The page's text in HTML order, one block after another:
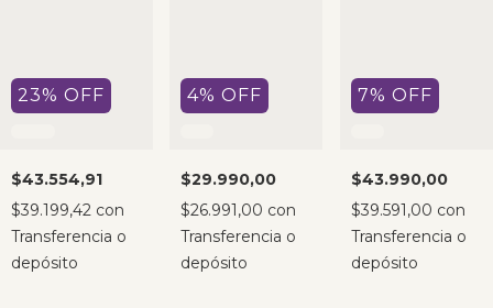
23% OFF
$43.554,91
$39.199,42 con
Transferencia o
depósito
4%OFF
$29.990,00
$26.991,00 con
Transferencia o
depósito
7% OFF
$43.990,00
$39.591,00 con
Transferencia o
depósito